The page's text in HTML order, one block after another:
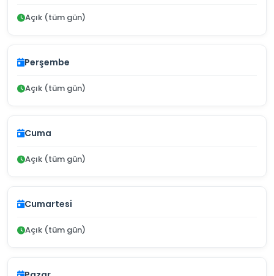
Açık (tüm gün)
Perşembe
Açık (tüm gün)
Cuma
Açık (tüm gün)
Cumartesi
Açık (tüm gün)